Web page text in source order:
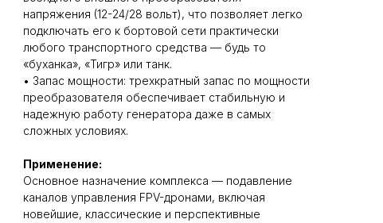
напряжения (12-24/28 вольт), что позволяет легко
подключать его к бортовой сети практически
любого транспортного средства — будь то
«буханка», «Тигр» или танк.
• Запас мощности: трехкратный запас по мощности
преобразователя обеспечивает стабильную и
надежную работу генератора даже в самых
сложных условиях.
Применение:
Основное назначение комплекса — подавление
каналов управления FPV-дронами, включая
новейшие, классические и перспективные